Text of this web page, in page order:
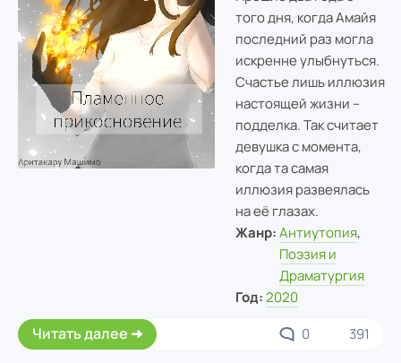
того дня, когда Амайя
последний раз могла
искренне улыбнуться.
Счастье лишь иллюзия
настоящей жизни –
подделка. Так считает
девушка с момента,
когда та самая
иллюзия развеялась
на её глазах.
Жанр: Антиутопия,
Поэзия и
Драматургия
Год: 2020
Читать далее 0 391